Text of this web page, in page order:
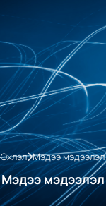
Эхлэл Мэдээ мэдээлэл
Мэдээ мэдээлэл